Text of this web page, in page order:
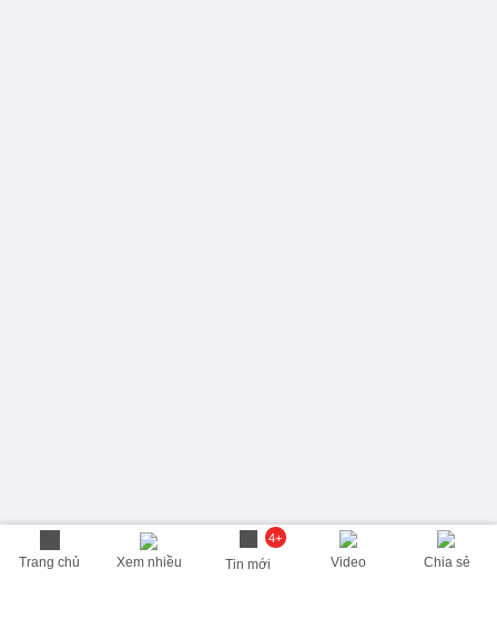
Trang chủ Xem nhiều
4+
Tin mới Video Chia sẻ